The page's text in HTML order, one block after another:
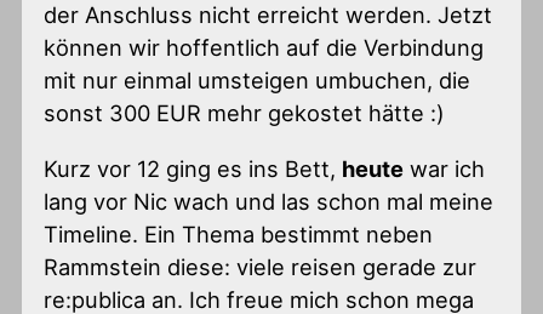
der Anschluss nicht erreicht werden. Jetzt
können wir hoffentlich auf die Verbindung
mit nur einmal umsteigen umbuchen, die
sonst 300 EUR mehr gekostet hätte :)
Kurz vor 12 ging es ins Bett, heute war ich
lang vor Nic wach und las schon mal meine
Timeline. Ein Thema bestimmt neben
Rammstein diese: viele reisen gerade zur
re:publica an. Ich freue mich schon mega